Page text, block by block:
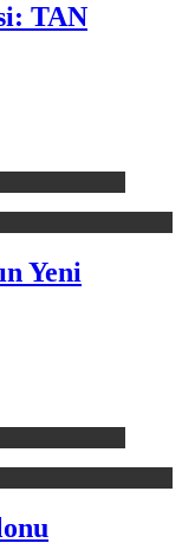
TAN
Yeni